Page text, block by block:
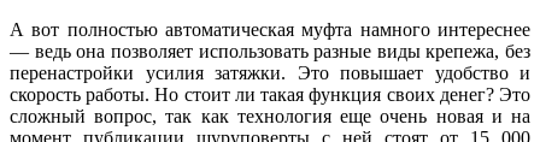
А вот полностью автоматическая муфта намного интереснее
— ведь она позволяет использовать разные виды крепежа, без
перенастройки усилия затяжки. Это повышает удобство и
скорость работы. Но стоит ли такая функция своих денег? Это
сложный вопрос, так как технология еще очень новая и на
момент публикации шуруповерты с ней стоят от 15 000